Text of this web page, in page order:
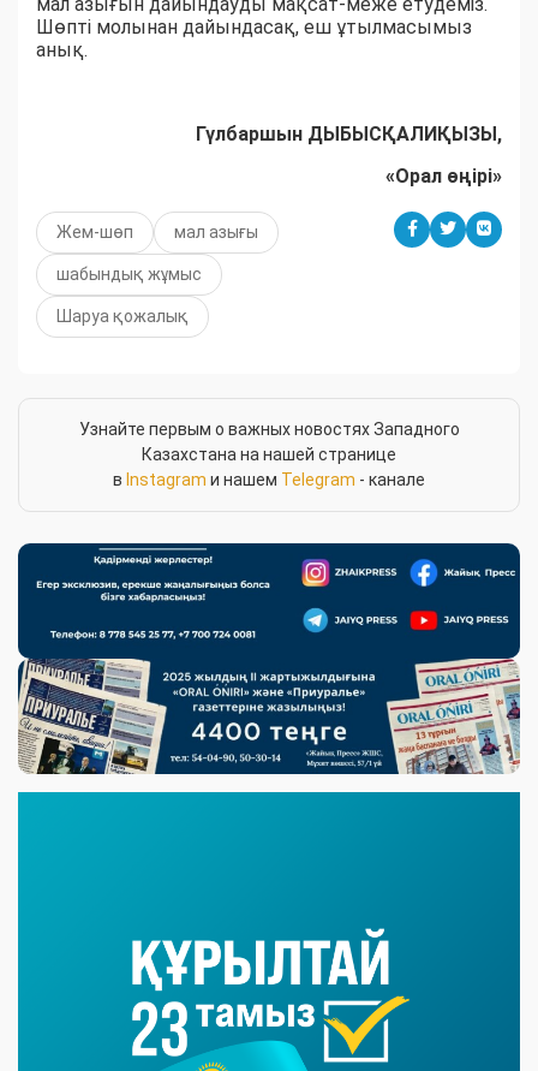
Шөпті молынан дайындасақ, еш ұтылмасымыз
анық.
Гүлбаршын ДЫБЫСҚАЛИҚЫЗЫ,
«Орал өңірі»
Жем-шөп мал азығы
шабындық жұмыс
Шаруа қожалық
Узнайте первым о важных новостях Западного
Казахстана на нашей странице
в Instagram и нашем Telegram - канале